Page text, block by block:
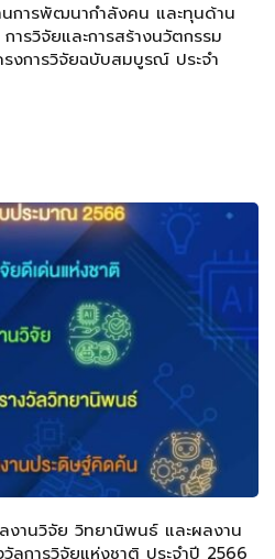
นการพัฒนากำลังคน และทุนด้าน
รวิจัยและการสร้างนวัตกรรม
งการวิจัยฉบับสมบูรณ์ ประจำ
งานวิจัย วิทยานิพนธ์ และผลงาน
ลการวิจัยแห่งชาติ ประจำปี 2566